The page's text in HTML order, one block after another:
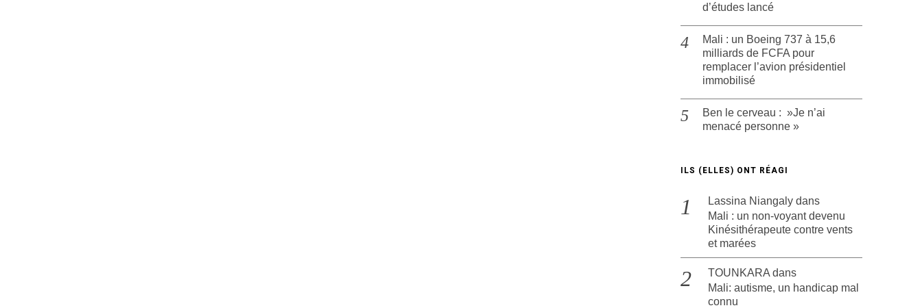
d’études lancé
Mali : un Boeing 737 à 15,6
milliards de FCFA pour
remplacer l’avion présidentiel
immobilisé
Ben le cerveau : »Je n’ai
menacé personne »
ILS (ELLES) ONT RÉAGI
Lassina Niangaly dans
Mali : un non-voyant devenu
Kinésithérapeute contre vents
et marées
TOUNKARA dans
Mali: autisme, un handicap mal
connu